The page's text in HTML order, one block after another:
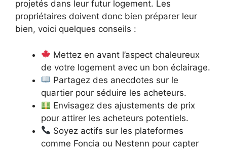
projetés dans leur futur logement. Les
propriétaires doivent donc bien préparer leur
bien, voici quelques conseils :
Mettez en avant l’aspect chaleureux
de votre logement avec un bon éclairage.
Partagez des anecdotes sur le
quartier pour séduire les acheteurs.
Envisagez des ajustements de prix
pour attirer les acheteurs potentiels.
Soyez actifs sur les plateformes
comme Foncia ou Nestenn pour capter